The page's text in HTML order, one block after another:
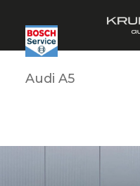
Audi A5